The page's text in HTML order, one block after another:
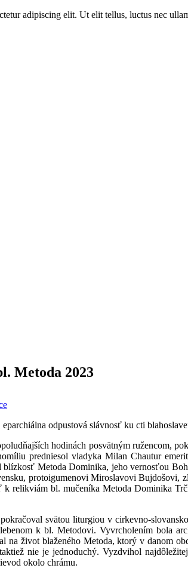
adipiscing elit. Ut elit tellus, luctus nec
Metoda 2023
odpustová slávnosť ku cti
hodinách posvätným ružencom,
predniesol vladyka Milan Chautur
Metoda Dominika, jeho vernosťou
protoigumenovi Miroslavovi Bujdošovi,
k relikviám bl. mučeníka Metoda Dominika
svätou liturgiou v cirkevno-
k bl. Metodovi. Vyvrcholením bola
na život blaženého Metoda, ktorý v danom
nie je jednoduchý. Vyzdvihol
okolo chrámu.